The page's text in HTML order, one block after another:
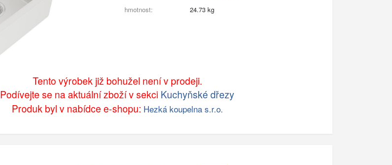
hmotnost:
24.73 kg
Tento výrobek již bohužel není v prodeji.
Podívejte se na aktuální zboží v sekci Kuchyňské dřezy
Produk byl v nabídce e-shopu: Hezká koupelna s.r.o.